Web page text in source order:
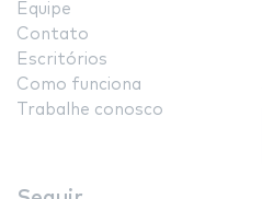
Equipe
Contato
Escritórios
Como funciona
Trabalhe conosco